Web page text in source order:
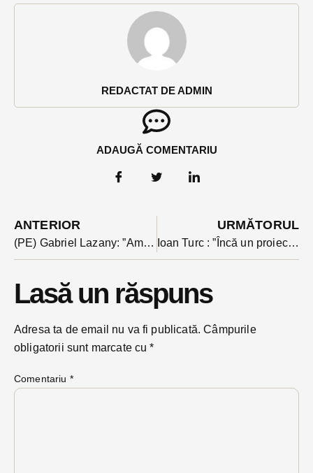
REDACTAT DE ADMIN
ADAUGĂ COMENTARIU
ANTERIOR
(PE) Gabriel Lazany: ”Am văzut pe holurile spitalului prea multe lacrimi și familii distruse de flagelul drogurilor”.VIDEO
URMĂTORUL
Ioan Turc : ”Încă un proiect major al Primăriei Bistrița acceptat la finanțare prin PNRR!”
Lasă un răspuns
Adresa ta de email nu va fi publicată. Câmpurile
obligatorii sunt marcate cu*
Comentariu *